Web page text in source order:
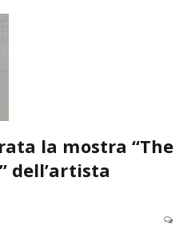
la mostra “The
dell’artista